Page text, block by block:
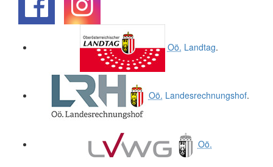
Oö. Landtag.
Oö. Landesrechnungshof.
Oö.